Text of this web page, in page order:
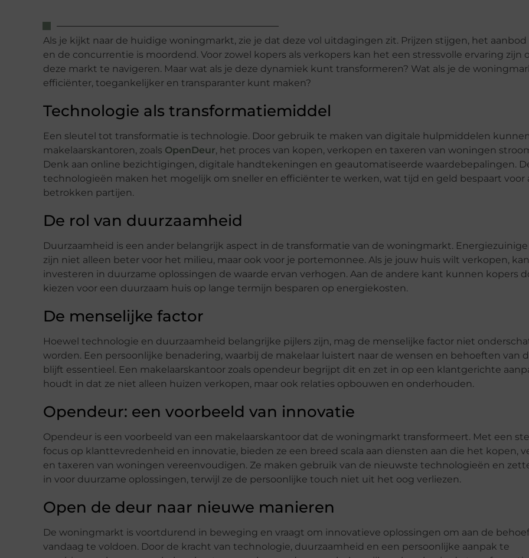
Als je kijkt naar de huidige woningmarkt, zie je dat deze vol uitdagingen zit. Prijzen stijgen, het aanbod
en de concurrentie is moordend. Voor zowel kopers als verkopers kan het een stressvolle ervaring zijn
deze markt te navigeren. Maar wat als je deze dynamiek kunt transformeren? Wat als je de
efficiënter, toegankelijker en transparanter kunt maken?
Technologie als transformatiemiddel
Een sleutel tot transformatie is technologie. Door gebruik te maken van digitale hulpmiddelen kunnen
makelaarskantoren, zoals OpenDeur, het proces van kopen, verkopen en taxeren van woningen
Denk aan online bezichtigingen, digitale handtekeningen en geautomatiseerde waardebepalingen.
technologieën maken het mogelijk om sneller en efficiënter te werken, wat tijd en geld bespaart voor
betrokken partijen.
De rol van duurzaamheid
Duurzaamheid is een ander belangrijk aspect in de transformatie van de woningmarkt.
zijn niet alleen beter voor het milieu, maar ook voor je portemonnee. Als je jouw huis wilt verkopen,
investeren in duurzame oplossingen de waarde ervan verhogen. Aan de andere kant kunnen kopers
kiezen voor een duurzaam huis op lange termijn besparen op energiekosten.
De menselijke factor
Hoewel technologie en duurzaamheid belangrijke pijlers zijn, mag de menselijke factor niet
worden. Een persoonlijke benadering, waarbij de makelaar luistert naar de wensen en behoeften van
blijft essentieel. Een makelaarskantoor zoals opendeur begrijpt dit en zet in op een klantgerichte
houdt in dat ze niet alleen huizen verkopen, maar ook relaties opbouwen en onderhouden.
Opendeur: een voorbeeld van innovatie
Opendeur is een voorbeeld van een makelaarskantoor dat de woningmarkt transformeert. Met een
focus op klanttevredenheid en innovatie, bieden ze een breed scala aan diensten aan die het kopen,
en taxeren van woningen vereenvoudigen. Ze maken gebruik van de nieuwste technologieën en
in voor duurzame oplossingen, terwijl ze de persoonlijke touch niet uit het oog verliezen.
Open de deur naar nieuwe manieren
De woningmarkt is voortdurend in beweging en vraagt om innovatieve oplossingen om aan de
vandaag te voldoen. Door de kracht van technologie, duurzaamheid en een persoonlijke aanpak te